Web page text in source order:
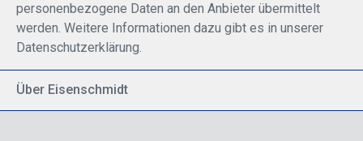
personenbezogene Daten an den Anbieter übermittelt
werden. Weitere Informationen dazu gibt es in unserer
Datenschutzerklärung.
Über Eisenschmidt